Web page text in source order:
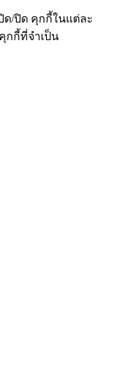
ด/ปิด คุกกี้ในแต่ละ
กกี้ที่จำเป็น